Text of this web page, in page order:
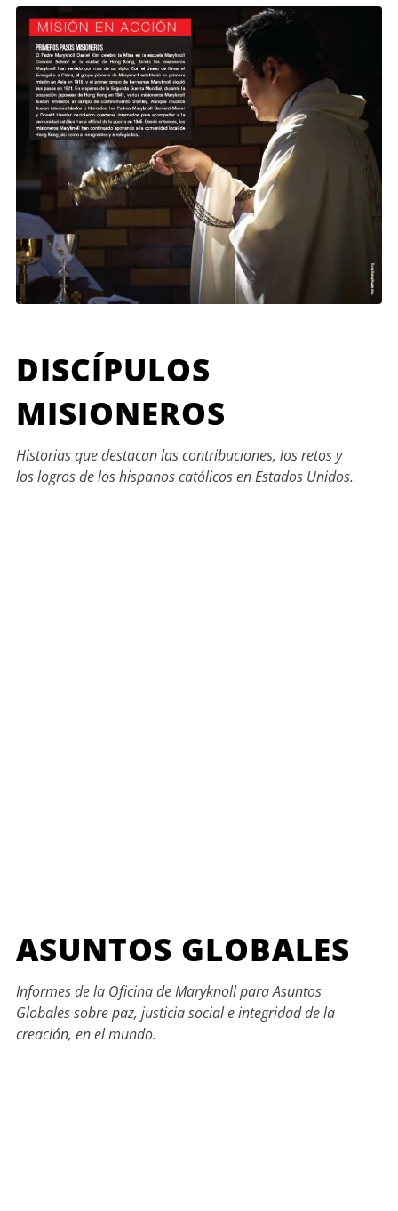
DISCÍPULOS
MISIONEROS
Historias que destacan las contribuciones, los retos y
los logros de los hispanos católicos en Estados Unidos.
ASUNTOS GLOBALES
Informes de la Oficina de Maryknoll para Asuntos
Globales sobre paz, justicia social e integridad de la
creación, en el mundo.